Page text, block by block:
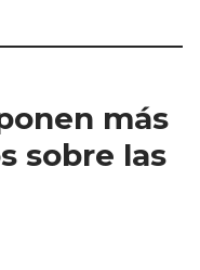
más
sobre las